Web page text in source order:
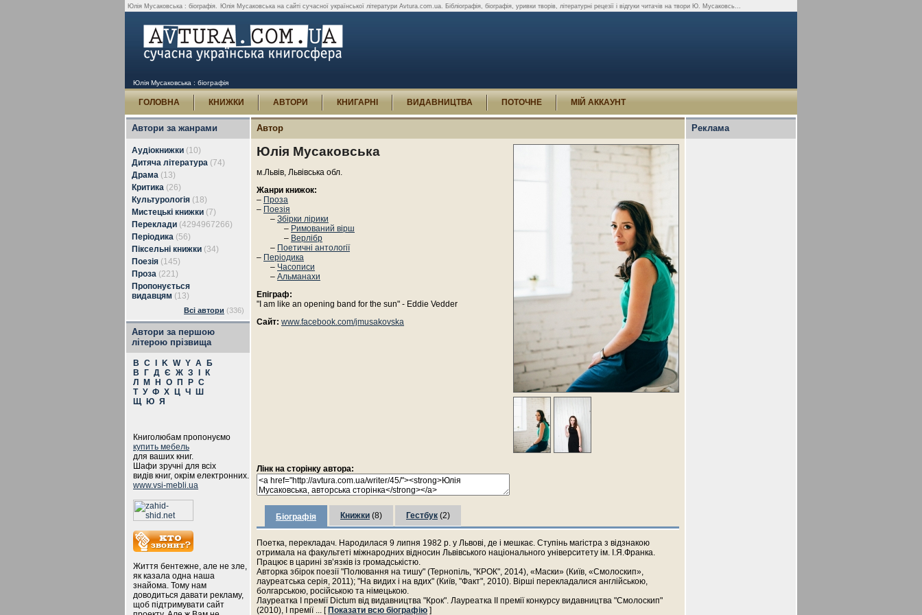
Юлія Мусаковська : біографія. Юлія Мусаковська на сайті сучасної української літератури Avtura.com.ua. Бібліографія, біографія, уривки творів, літературні рецезії і відгуки читачів на твори Ю. Мусаковсь...
Юлія Мусаковська : біографія
ГОЛОВНА КНИЖКИ АВТОРИ КНИГАРНІ ВИДАВНИЦТВА ПОТОЧНЕ МІЙ АККАУНТ
Автори за жанрами
Аудіокнижки (10)
Дитяча література (74)
Драма (13)
Критика (26)
Культурологія (18)
Мистецькі книжки (7)
Переклади (4294967266)
Періодика (56)
Піксельні книжки (34)
Поезія (145)
Проза (221)
Пропонується
видавцям (13)
Всі автори (336)
Автори за першою
літерою прізвища
B C K W Y А
Б
В
Г Д Є Ж З
К
Л
М Н О П Р С
Т У Ф Х Ц Ч
Ш
Щ
Ю Я
Книголюбам пропонуємо
купить мебель
для ваших книг.
Шафи зручні для всіх
видів книг, окрім електронних.
www.vsi-mebli.ua
Життя бентежне, але не зле,
як казала одна наша
знайома. Тому нам
доводиться давати рекламу,
щоб підтримувати сайт
Автор
Юлія Мусаковська
м.Львів, Львівська обл.
Жанри книжок:
– Проза
– Поезія
– Збірки лірики
– Римований вірш
– Верлібр
– Поетичні антології
– Періодика
– Часописи
– Альманахи
Епіграф:
"I am like an opening band for the sun" - Eddie Vedder
Сайт: www.facebook.com/jmusakovska
Лінк на сторінку автора:
Біографія Книжки (8) Гестбук (2)
Поетка, перекладач. Народилася 9 липня 1982 р. у Львові, де і мешкає. Ступінь магістра з відзнакою
отримала на факультеті міжнародних відносин Львівського національного університету ім. І.Я.Франка.
Працює в царині зв’язків із громадськістю.
Авторка збірок поезії "Полювання на тишу" (Тернопіль, "КРОК", 2014), «Маски» (Київ, «Смолоскип»,
лауреатська серія, 2011); "На видих і на вдих" (Київ, "Факт", 2010). Вірші перекладалися англійською,
болгарською, російською та німецькою.
Лауреатка І премії Dictum від видавництва "Крок". Лауреатка ІІ премії конкурсу видавництва "Смолоскип"
(2010), І премії ... [ Показати всю біографію ]
Реклама